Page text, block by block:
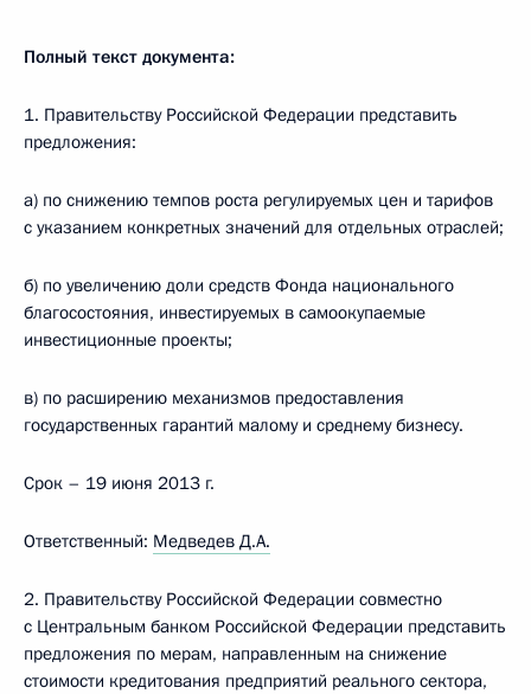
Полный текст документа:
1. Правительству Российской Федерации представить
предложения:
а) по снижению темпов роста регулируемых цен и тарифов
с указанием конкретных значений для отдельных отраслей;
б) по увеличению доли средств Фонда национального
благосостояния, инвестируемых в самоокупаемые
инвестиционные проекты;
в) по расширению механизмов предоставления
государственных гарантий малому и среднему бизнесу.
Срок – 19 июня 2013 г.
Ответственный: Медведев Д.А.
2. Правительству Российской Федерации совместно
с Центральным банком Российской Федерации представить
предложения по мерам, направленным на снижение
стоимости кредитования предприятий реального сектора,